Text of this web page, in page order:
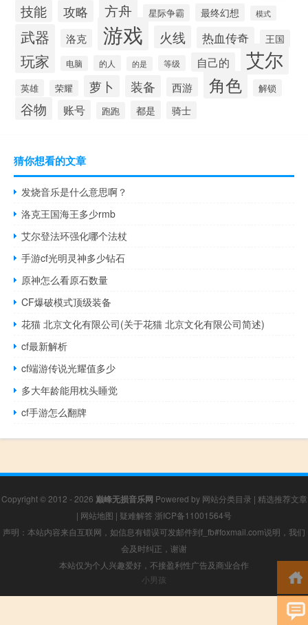
技能 攻略 方舟 星际争霸 最终幻想 模式
武器 洛克 游戏 火线 热血传奇 王国
玩家 电脑 的人 的是 等级 自己的 艾尔
英雄 荣耀 萝卜 装备 西游 角色 解锁
谷物 账号 跑跑 都是 骑士
猜你想看的文章
发烧音乐是什么意思啊？
洛克王国海王多少rmb
艾尔登法环强化哪个法杖
手游cf光明灵神多少钻石
原神怎么看原石数量
CF爆破模式顶级装备
花猫 北京文化有限公司(关于花猫 北京文化有限公司简述)
cf最新解析
cf端游传说光耀值多少
多大年龄能用枕头睡觉
cf手游怎么翻牌
Copyright © 2012 - 2026 巅峰无损音乐网 Powered by 网站分类目录 | 精选推荐文章
| 网站地图 | 疑难解答 浙ICP备11001564号
声明：本站内容来自互联网，如信息有错误可发邮件到f_fb#foxmail.com说明，我们
会及时纠正，谢谢
本站仅为个人兴趣爱好，不接盈利性广告及商业合作
小男孩